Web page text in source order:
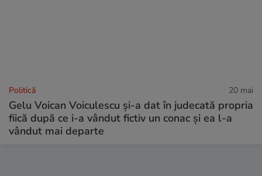
Politică 20 mai
Gelu Voican Voiculescu și-a dat în judecată propria
fiică după ce i-a vândut fictiv un conac și ea l-a
vândut mai departe